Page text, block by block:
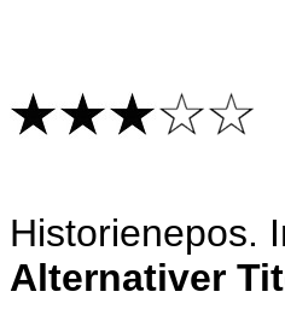
Historienepos.
Alternativer